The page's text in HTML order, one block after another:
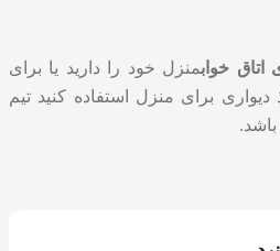
اتاق خوابمنزل خود را دارید یا برای
دیواری برای منزل استفاده کنید تیم